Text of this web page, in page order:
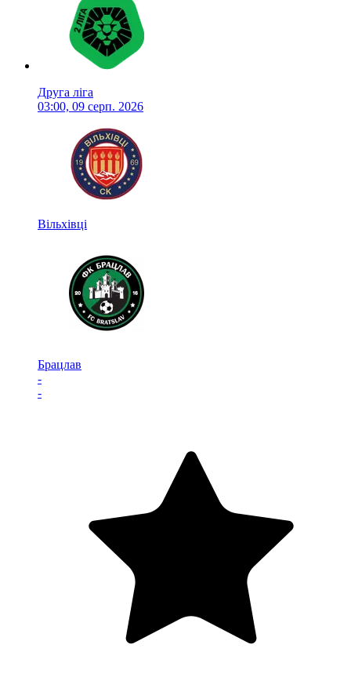
Друга ліга
03:00, 09 серп. 2026
Вільхівці
Брацлав
-
-